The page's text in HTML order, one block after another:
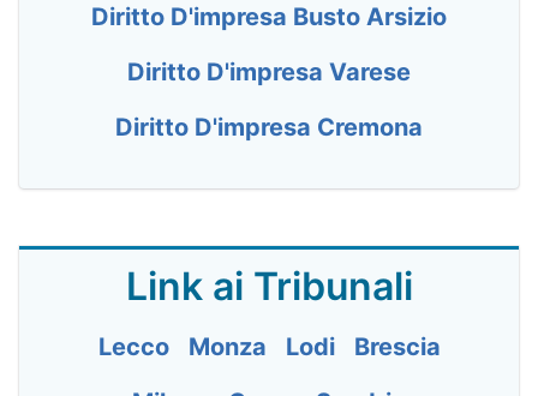
Diritto D'impresa Busto Arsizio
Diritto D'impresa Varese
Diritto D'impresa Cremona
Link ai Tribunali
Lecco Monza Lodi
Brescia